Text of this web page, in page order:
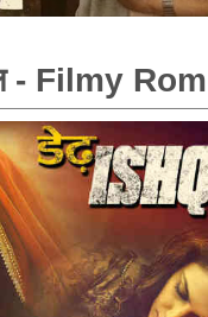
- Filmy